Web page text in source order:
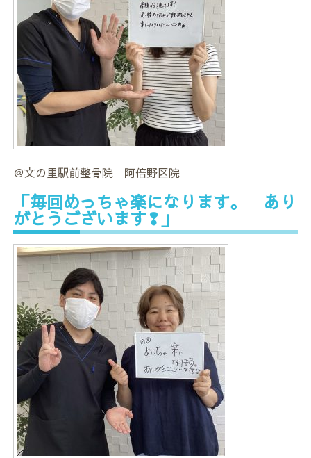
＠文の里駅前整骨院 阿倍野区院
「毎回めっちゃ楽になります。 あり
がとうございます❢」